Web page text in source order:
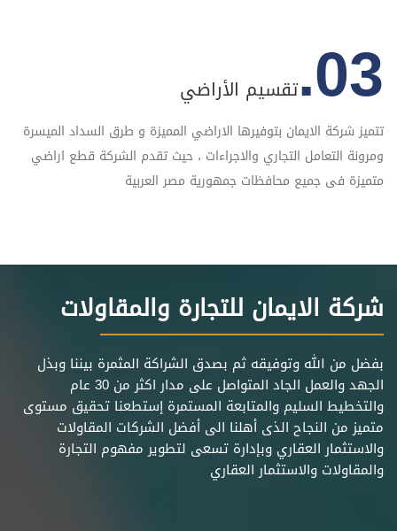
03. تقسيم الأراضي
تتميز شركة الايمان بتوفيرها الاراضي المميزة و طرق السداد الميسرة
ومرونة التعامل التجاري والاجراءات ، حيث تقدم الشركة قطع اراضي
متميزة فى جميع محافظات جمهورية مصر العربية
شركة الايمان للتجارة والمقاولات
بفضل من الله وتوفيقه ثم بصدق الشراكة المثمرة بيننا وبذل
الجهد والعمل الجاد المتواصل على مدار اكثر من 30 عام
والتخطيط السليم والمتابعة المستمرة إستطعنا تحقيق مستوى
متميز من النجاح الذى أهلنا الى أفضل الشركات المقاولات
والاستثمار العقاري وبإدارة تسعى لتطوير مفهوم التجارة
والمقاولات والاستثمار العقاري